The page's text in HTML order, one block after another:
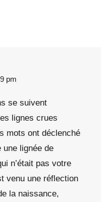
pm
se suivent
lignes crues
mots ont déclenché
une lignée de
n’était pas votre
venu une réflection
la naissance,